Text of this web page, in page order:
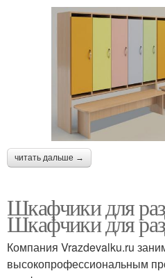
читать дальше →
Шкафчики для
Шкафчики для
Компания Vrazdevalku.ru
высокопрофессиональным